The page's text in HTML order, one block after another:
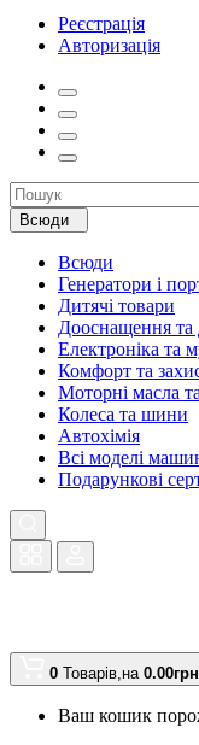
Реєстрація
Авторизація
Всюди
Всюди
Генератори і
Дитячі товари
Дооснащення та
Електроніка та
Комфорт та
Моторні масла
Колеса та шини
Автохімія
Всі моделі
Подарункові
0 Товарів,на 0.00
Ваш кошик